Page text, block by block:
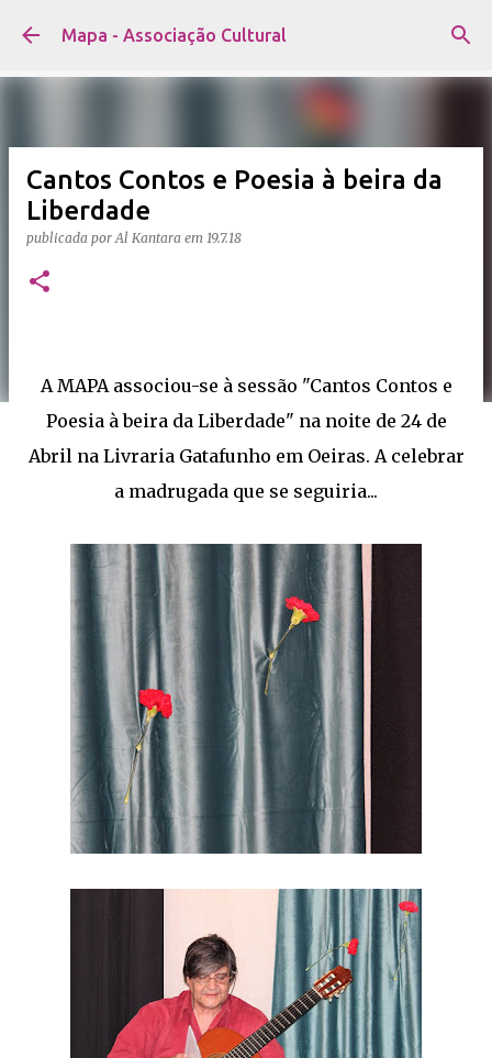
Avançar para o conteúdo principal
Mapa - Associação Cultural
Cantos Contos e Poesia à beira da
Liberdade
publicada porAl Kantara em 19.7.18
A MAPA associou-se à sessão "Cantos Contos e
Poesia à beira da Liberdade" na noite de 24 de
Abril na Livraria Gatafunho em Oeiras. A celebrar
a madrugada que se seguiria...